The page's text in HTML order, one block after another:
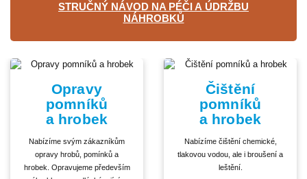
STRUČNÝ NÁVOD NA PÉČI A ÚDRŽBU
NÁHROBKŮ
Opravy
pomníků
a hrobek
Nabízíme svým zákazníkům
opravy hrobů, pomínků a
hrobek. Opravujeme především
Čištění
pomníků
a hrobek
Nabízíme čištění chemické,
tlakovou vodou, ale i broušení a
leštění.